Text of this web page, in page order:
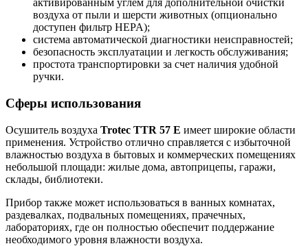
активированным углем для дополнительной очистки
воздуха от пыли и шерсти животных (опционально
доступен фильтр HEPA);
система автоматической диагностики неисправностей;
безопасность эксплуатации и легкость обслуживания;
простота транспортировки за счет наличия удобной
ручки.
Сферы использования
Осушитель воздуха Trotec TTR 57 E имеет широкие области
применения. Устройство отлично справляется с избыточной
влажностью воздуха в бытовых и коммерческих помещениях
небольшой площади: жилые дома, автоприцепы, гаражи,
склады, библиотеки.
Прибор также может использоваться в ванных комнатах,
раздевалках, подвальных помещениях, прачечных,
лабораториях, где он полностью обеспечит поддержание
необходимого уровня влажности воздуха.